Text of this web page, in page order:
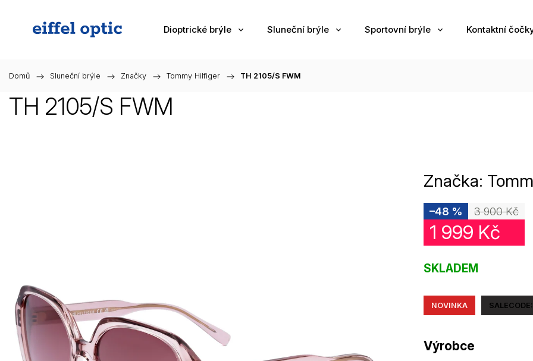
Dioptrické brýle Sluneční brýle Sportovní brýle Kontaktní
Domů / Sluneční brýle / Značky / Tommy Hilfiger / TH 2105/S FWM
TH 2105/S FWM
Značka:
3 900 Kč
–48 %
1 999 Kč
Výrobce
NOVINKA
SKLADEM